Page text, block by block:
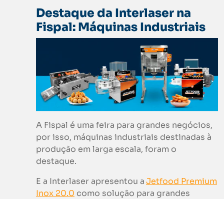
Destaque da Interlaser na
Fispal: Máquinas Industriais
A Fispal é uma feira para grandes negócios,
por isso, máquinas industriais destinadas à
produção em larga escala, foram o
destaque.
E a Interlaser apresentou aJetfood Premium
Inox 20.0 como solução para grandes